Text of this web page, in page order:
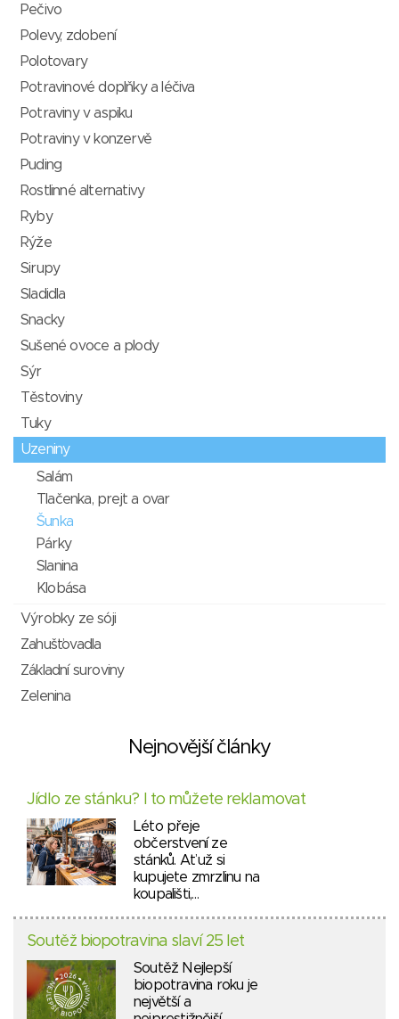
Pečivo
Polevy, zdobení
Polotovary
Potravinové doplňky a léčiva
Potraviny v aspiku
Potraviny v konzervě
Puding
Rostlinné alternativy
Ryby
Rýže
Sirupy
Sladidla
Snacky
Sušené ovoce a plody
Sýr
Těstoviny
Tuky
Uzeniny
Salám
Tlačenka, prejt a ovar
Šunka
Párky
Slanina
Klobása
Výrobky ze sóji
Zahušťovadla
Základní suroviny
Zelenina
Nejnovější články
Jídlo ze stánku? I to můžete reklamovat
Léto přeje
občerstvení ze
stánků. Ať už si
kupujete zmrzlinu na
koupališti,…
Soutěž biopotravina slaví 25 let
Soutěž Nejlepší
biopotravina roku je
největší a